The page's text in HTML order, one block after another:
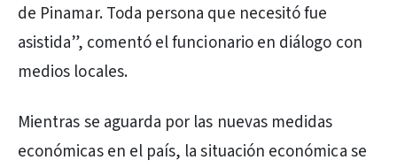
de Pinamar. Toda persona que necesitó fue
asistida”, comentó el funcionario en diálogo con
medios locales.
Mientras se aguarda por las nuevas medidas
económicas en el país, la situación económica se